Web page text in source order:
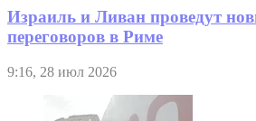
Израиль и Ливан проведут
переговоров в Риме
9:16, 28 июл 2026